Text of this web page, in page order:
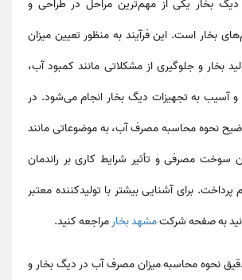
بخار یکی از مهم‌ترین مراحل در طراحی و
بخار است. این فرآیند به منظور تعیین میزان
بخار و جلوگیری از مشکلاتی مانند کمبود آب،
و آسیب به تجهیزات دیگ بخار انجام می‌شود. در
نحوه محاسبه مصرف آب، به موضوعاتی مانند
سوخت مصرفی و تأثیر شرایط کاری بر راندمان
برای آشنایی بیشتر با تولیدکننده معتبر
به صفحه شرکتمشهد بخارمراجعه کنید.
نحوه محاسبه میزان مصرف آب در دیگ بخار و